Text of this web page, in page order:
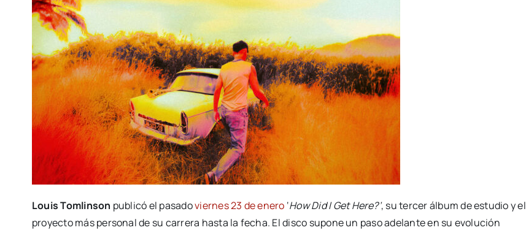
Louis Tomlinson publicó el pasadoviernes 23 de enero ‘How Did I Get Here?’, su tercer álbum de estudio y el
proyecto más personal de su carrera hasta la fecha. El disco supone un paso adelante en su evolución